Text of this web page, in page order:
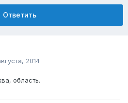
Ответить
2014
область.